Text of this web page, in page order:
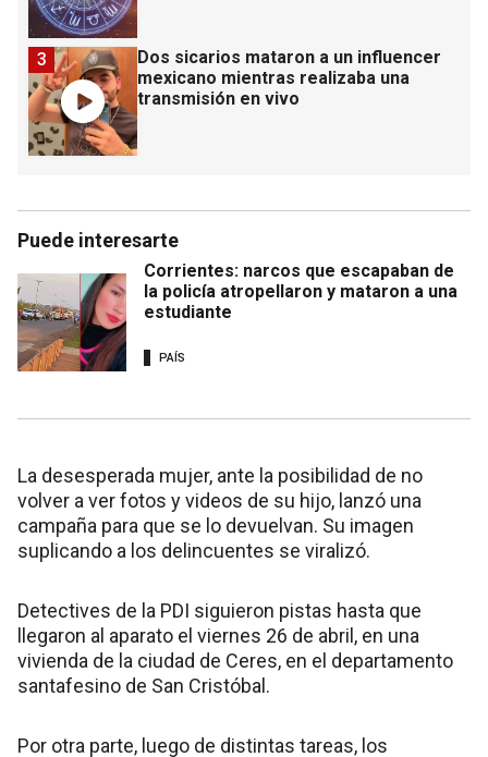
Dos sicarios mataron a un influencer
mexicano mientras realizaba una
transmisión en vivo
3
Puede interesarte
Corrientes: narcos que escapaban de
la policía atropellaron y mataron a una
estudiante
PAÍS
La desesperada mujer, ante la posibilidad de no
volver a ver fotos y videos de su hijo, lanzó una
campaña para que se lo devuelvan. Su imagen
suplicando a los delincuentes se viralizó.
Detectives de la PDI siguieron pistas hasta que
llegaron al aparato el viernes 26 de abril, en una
vivienda de la ciudad de Ceres, en el departamento
santafesino de San Cristóbal.
Por otra parte, luego de distintas tareas, los